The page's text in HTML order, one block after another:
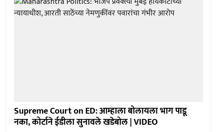
Supreme Court on ED: आम्हाला बोलायला भाग पाडू
नका, कोर्टाने ईडीला सुनावले खडेबोल | VIDEO